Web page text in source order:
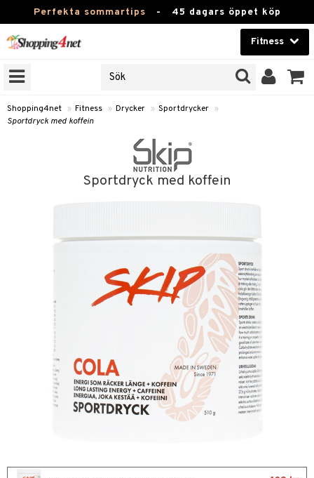
Perfekta sommartips - 45 dagars öppet köp
Fitness
Skönhet
Kontaktlinser
Leksaker, Barn & Baby
Varumärken
Kampanjer
Shopping4net » Fitness » Drycker » Sportdrycker »
Sportdryck med koffein
Sportdryck med koffein
Viktökning